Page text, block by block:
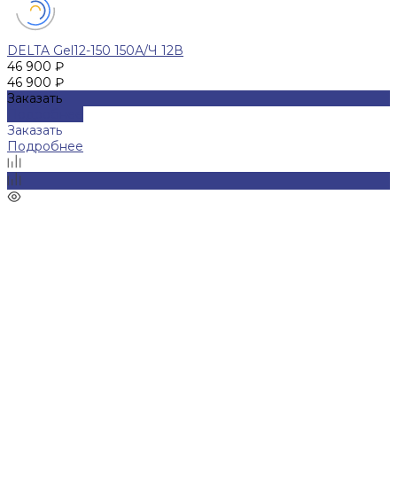
DELTA Gel12-150 150А/Ч 12В
46 900 ₽
46 900 ₽
Заказать
Заказать
Подробнее